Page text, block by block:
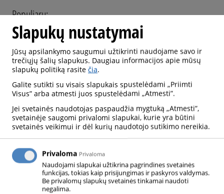
Populiaru:
DUJŲ ABC SUVIRINTOJAMS
SUVIRINIMO PROCESO EKOLOGIJA
PPrieš spausdindami šiuos dokumentus atsižvelkite į
aplinkosaugą
Slapukų nustatymai
Jūsų apsilankymo saugumui užtikrinti naudojame savo ir
trečiųjų šalių slapukus. Daugiau informacijos apie mūsų
slapukų politiką rasite čia.
Galite sutikti su visais slapukais spustelėdami „Priimti
Visus” arba atmesti juos spustelėdami „Atmesti”.
Jei svetainės naudotojas paspaudžia mygtuką „Atmesti”,
svetainėje saugomi privalomi slapukai, kurie yra būtini
svetainės veikimui ir dėl kurių naudotojo sutikimo nereikia.
Privaloma Privaloma
Naudojami slapukai užtikrina pagrindines svetainės
funkcijas, tokias kaip prisijungimas ir paskyros valdymas.
Be privalomų slapukų svetainės tinkamai naudoti
negalima.